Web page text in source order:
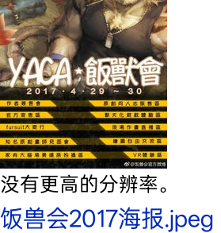
没有更高的分辨率。
饭兽会2017海报.jpeg